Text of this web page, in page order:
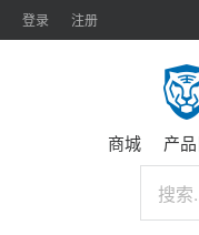
登录 注册
商城 产